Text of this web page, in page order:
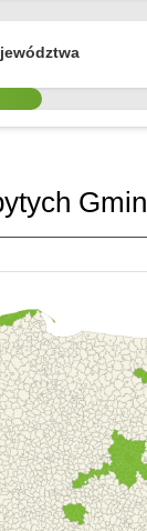
Gmin